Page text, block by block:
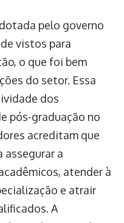
pelo governo
vistos para
o que foi bem
do setor. Essa
dos
pós-graduação no
acreditam que
assegurar a
atender à
e atrair
A